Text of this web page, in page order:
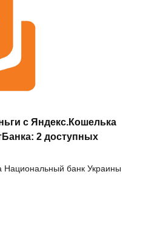
с Яндекс.Кошелька
2 доступных
Национальный банк Украины